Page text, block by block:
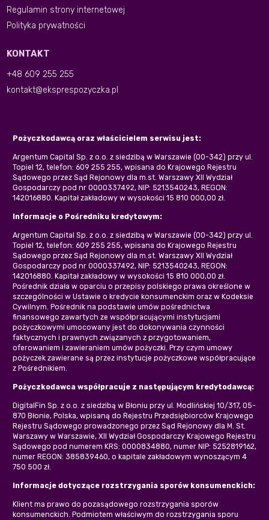
Regulamin strony internetowej
Polityka prywatności
KONTAKT
+48 609 255 255
kontakt@eksprespozyczka.pl
Pożyczkodawcą oraz właścicielem serwisu jest:
Argentum Capital Sp. z o.o. z siedzibą w Warszawie (00-342) przy ul.
Topiel 12, telefon: 609 255 255, wpisana do Krajowego Rejestru
Sądowego przez Sąd Rejonowy dla m.st. Warszawy XII Wydział
Gospodarczy pod nr 0000337492, NIP: 5213540243, REGON:
142016880. Kapitał zakładowy w wysokości 15 810 000,00 zł.
Informacje o Pośredniku kredytowym:
Argentum Capital Sp. z o.o. z siedzibą w Warszawie (00-342) przy ul.
Topiel 12, telefon: 609 255 255, wpisana do Krajowego Rejestru
Sądowego przez Sąd Rejonowy dla m.st. Warszawy XII Wydział
Gospodarczy pod nr 0000337492, NIP: 5213540243, REGON:
142016880. Kapitał zakładowy w wysokości 15 810 000,00 zł.
Pośrednik działa w oparciu o przepisy polskiego prawa określone w
szczególności w Ustawie o kredycie konsumenckim oraz w Kodeksie
Cywilnym. Pośrednik na podstawie umów pośrednictwa
finansowego zawartych ze współpracującymi instytucjami
pożyczkowymi umocowany jest do dokonywania czynności
faktycznych i prawnych związanych z przygotowaniem,
oferowaniem i zawieraniem umów pożyczki. Przy czym umowy
pożyczek zawierane są przez instytucje pożyczkowe współpracujące
z Pośrednikiem.
Pożyczkodawca współpracuje z następującym kredytodawcą:
DigitalFin Sp. z o.o. z siedzibą w Błoniu przy ul. Modlińskiej 10/317, 05-
870 Błonie, Polska, wpisaną do Rejestru Przedsiębiorców Krajowego
Rejestru Sądowego prowadzonego przez Sąd Rejonowy dla M. St.
Warszawy w Warszawie, XII Wydział Gospodarczy Krajowego Rejestru
Sądowego pod numerem KRS: 0000834880, numer NIP: 5252819162,
numer REGON: 385839460, o kapitale zakładowym wynoszącym 4
750 500 zł.
Informacje dotyczące rozstrzygania sporów konsumenckich:
Klient ma prawo do pozasądowego rozstrzygania sporów
konsumenckich. Podmiotem właściwym do rozstrzygania sporu